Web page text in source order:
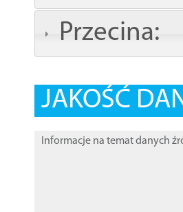
Przecina:
JAKOŚĆ
Informacje na temat danych